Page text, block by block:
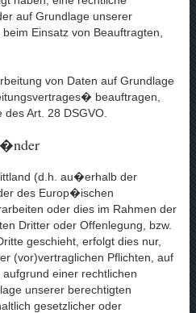
auf Grundlage unserer
Einsatz von Beauftragten,
von Daten auf Grundlage
beauftragen,
Art. 28 DSGVO.
(d.h. au�erhalb der
des Europ�ischen
oder dies im Rahmen der
Dritter oder Offenlegung, bzw.
geschieht, erfolgt dies nur,
(vor)vertraglichen Pflichten, auf
einer rechtlichen
unserer berechtigten
gesetzlicher oder